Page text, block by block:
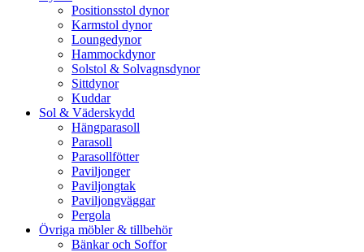
Positionsstol dynor
Karmstol dynor
Loungedynor
Hammockdynor
Solstol & Solvagnsdynor
Sittdynor
Kuddar
Sol & Väderskydd
Hängparasoll
Parasoll
Parasollfötter
Paviljonger
Paviljongtak
Paviljongväggar
Pergola
Övriga möbler & tillbehör
Bänkar och Soffor